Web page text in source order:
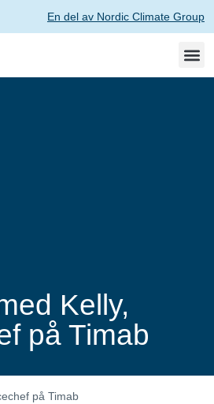
En del av Nordic Climate Group
Kelly,
på Timab
på Timab